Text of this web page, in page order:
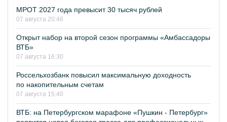
МРОТ 2027 года превысит 30 тысяч рублей
07 августа 20:46
Открыт набор на второй сезон программы «Амбассадоры
ВТБ»
07 августа 16:30
Россельхозбанк повысил максимальную доходность
по накопительным счетам
07 августа 15:40
ВТБ: на Петербургском марафоне «Пушкин - Петербург»